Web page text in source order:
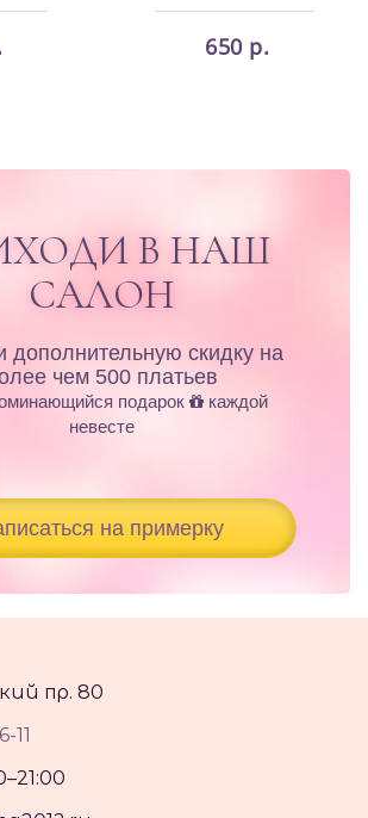
650 р.
В НАШ
САЛОН
дополнительную скидку на
чем 500 платьев
подарок
каждой
невесте
на примерку
пр. 80
11